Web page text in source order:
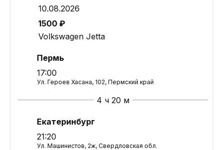
10.08.2026
1500 ₽
Volkswagen Jetta
Пермь
17:00
Ул. Героев Хасана, 102, Пермский край
4 ч 20 м
Екатеринбург
21:20
Ул. Машинистов, 2ж, Свердловская обл.